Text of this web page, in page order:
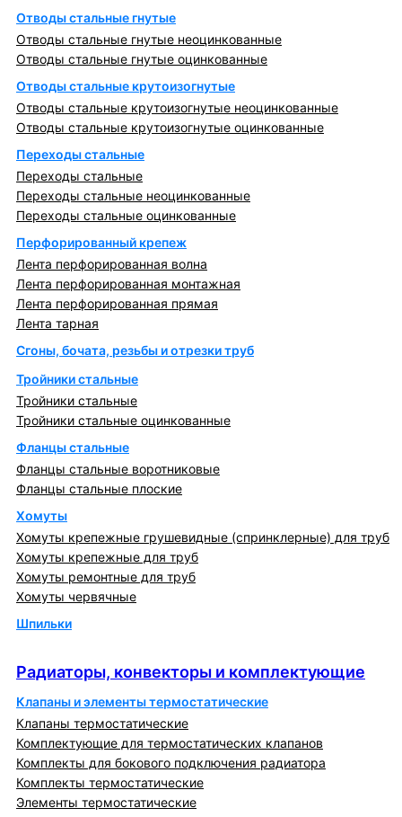
Отводы стальные гнутые
Отводы стальные гнутые неоцинкованные
Отводы стальные гнутые оцинкованные
Отводы стальные крутоизогнутые
Отводы стальные крутоизогнутые неоцинкованные
Отводы стальные крутоизогнутые оцинкованные
Переходы стальные
Переходы стальные
Переходы стальные неоцинкованные
Переходы стальные оцинкованные
Перфорированный крепеж
Лента перфорированная волна
Лента перфорированная монтажная
Лента перфорированная прямая
Лента тарная
Сгоны, бочата, резьбы и отрезки труб
Тройники стальные
Тройники стальные
Тройники стальные оцинкованные
Фланцы стальные
Фланцы стальные воротниковые
Фланцы стальные плоские
Хомуты
Хомуты крепежные грушевидные (спринклерные) для труб
Хомуты крепежные для труб
Хомуты ремонтные для труб
Хомуты червячные
Шпильки
Радиаторы, конвекторы и комплектующие
Клапаны и элементы термостатические
Клапаны термостатические
Комплектующие для термостатических клапанов
Комплекты для бокового подключения радиатора
Комплекты термостатические
Элементы термостатические